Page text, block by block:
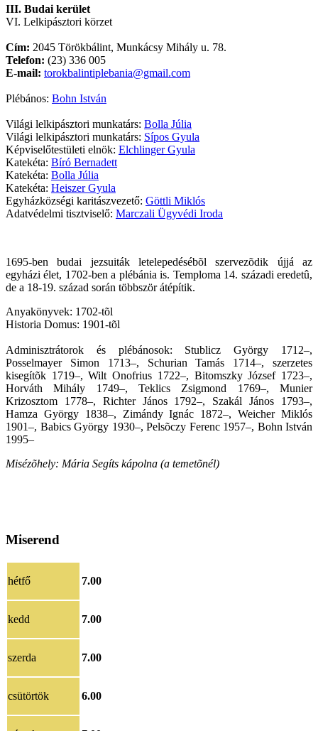
III. Budai kerület
VI. Lelkipásztori körzet
Cím: 2045 Törökbálint, Munkácsy Mihály u. 78.
Telefon: (23) 336 005
E-mail: torokbalintiplebania@gmail.com
Plébános: Bohn István
Világi lelkipásztori munkatárs: Bolla Júlia
Világi lelkipásztori munkatárs: Sípos Gyula
Képviselőtestületi elnök: Elchlinger Gyula
Katekéta: Bíró Bernadett
Katekéta: Bolla Júlia
Katekéta: Heiszer Gyula
Egyházközségi karitászvezető: Göttli Miklós
Adatvédelmi tisztviselő: Marczali Ügyvédi Iroda
1695-ben budai jezsuiták letelepedésébõl szervezõdik újjá az
egyházi élet, 1702-ben a plébánia is. Temploma 14. századi eredetû,
de a 18-19. század során többször átépítik.
Anyakönyvek: 1702-tõl
Historia Domus: 1901-tõl
Adminisztrátorok és plébánosok: Stublicz György 1712–,
Posselmayer Simon 1713–, Schurian Tamás 1714–, szerzetes
kisegítõk 1719–, Wilt Onofrius 1722–, Bitomszky József 1723–,
Horváth Mihály 1749–, Teklics Zsigmond 1769–, Munier
Krizosztom 1778–, Richter János 1792–, Szakál János 1793–,
Hamza György 1838–, Zimándy Ignác 1872–, Weicher Miklós
1901–, Babics György 1930–, Pelsõczy Ferenc 1957–, Bohn István
1995–
Misézõhely: Mária Segíts kápolna (a temetõnél)
Miserend
hétfő 7.00
kedd 7.00
szerda 7.00
csütörtök 6.00